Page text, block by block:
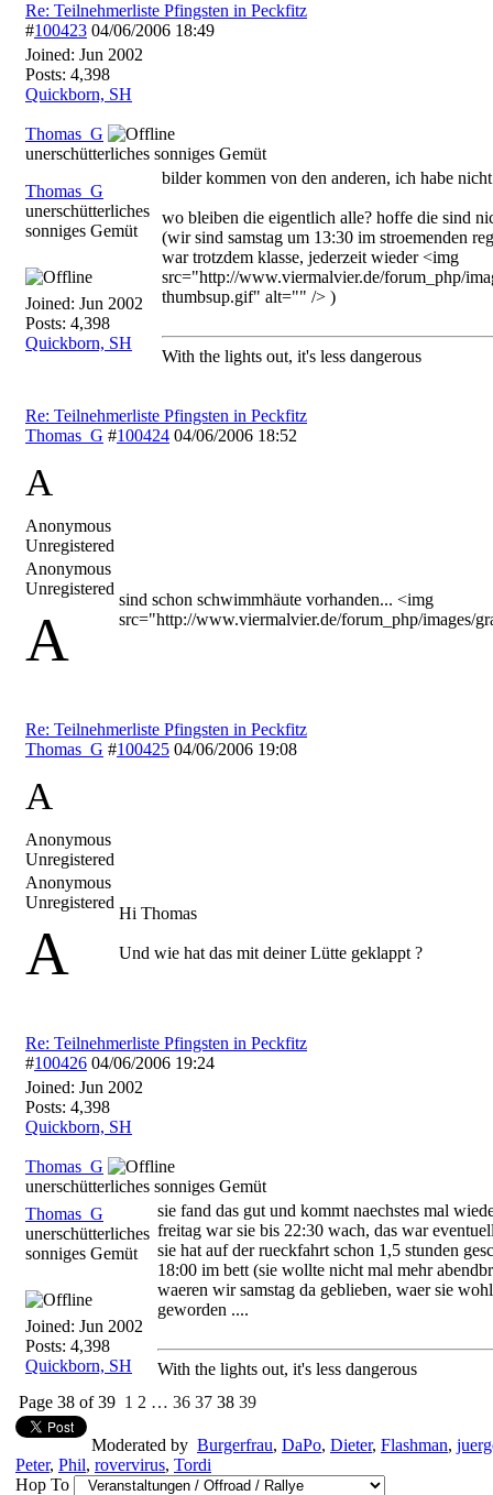
Re: Teilnehmerliste Pfingsten in Peckfitz
#100423 04/06/2006 18:49
Joined: Jun 2002
Posts: 4,398
Quickborn, SH
Thomas_G
unerschütterliches sonniges Gemüt
Thomas_G
unerschütterliches
sonniges Gemüt
Joined: Jun 2002
Posts: 4,398
Quickborn, SH
bilder kommen von den anderen, ich habe
wo bleiben die eigentlich alle? hoffe die sind
(wir sind samstag um 13:30 im stroemenden
war trotzdem klasse, jederzeit wieder <img
src="http://www.viermalvier.de/forum_php/
thumbsup.gif" alt="" /> )
With the lights out, it's less dangerous
Re: Teilnehmerliste Pfingsten in Peckfitz
Thomas_G #100424 04/06/2006 18:52
A
Anonymous
Unregistered
Anonymous
Unregistered
A
sind schon schwimmhäute vorhanden... <img
src="http://www.viermalvier.de/forum_php/images/
Re: Teilnehmerliste Pfingsten in Peckfitz
Thomas_G #100425 04/06/2006 19:08
A
Anonymous
Unregistered
Anonymous
Unregistered
A
Hi Thomas
Und wie hat das mit deiner Lütte geklappt ?
Re: Teilnehmerliste Pfingsten in Peckfitz
#100426 04/06/2006 19:24
Joined: Jun 2002
Posts: 4,398
Quickborn, SH
Thomas_G
unerschütterliches sonniges Gemüt
Thomas_G
unerschütterliches
sonniges Gemüt
Joined: Jun 2002
Posts: 4,398
Quickborn, SH
sie fand das gut und kommt naechstes mal
freitag war sie bis 22:30 wach, das war
sie hat auf der rueckfahrt schon 1,5 stunden
18:00 im bett (sie wollte nicht mal mehr
waeren wir samstag da geblieben, waer sie
geworden ....
With the lights out, it's less dangerous
Page 38 of 39 1 2 … 36 37 38 39
Moderated by Burgerfrau, DaPo, Dieter, Flashman,
Peter, Phil, rovervirus, Tordi
Hop To